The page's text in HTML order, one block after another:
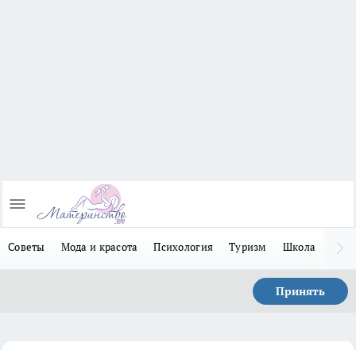
Советы Мода и красота Психология Туризм Школа
Принять